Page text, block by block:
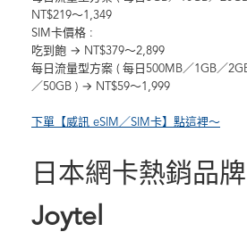
NT$219～1,349
SIM卡價格 :
吃到飽 → NT$379～2,899
每日流量型方案 ( 每日500MB／1GB／
／50GB ) → NT$59～1,999
下單【威訊 eSIM／SIM卡】點這裡～
日本網卡熱銷品
Joytel